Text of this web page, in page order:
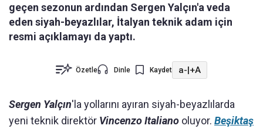
geçen sezonun ardından Sergen Yalçın'a veda
eden siyah-beyazlılar, İtalyan teknik adam için
resmi açıklamayı da yaptı.
Özetle Dinle Kaydet a-|+A
Sergen Yalçın'la yollarını ayıran siyah-beyazlılarda
yeni teknik direktör Vincenzo Italiano oluyor. Beşiktaş